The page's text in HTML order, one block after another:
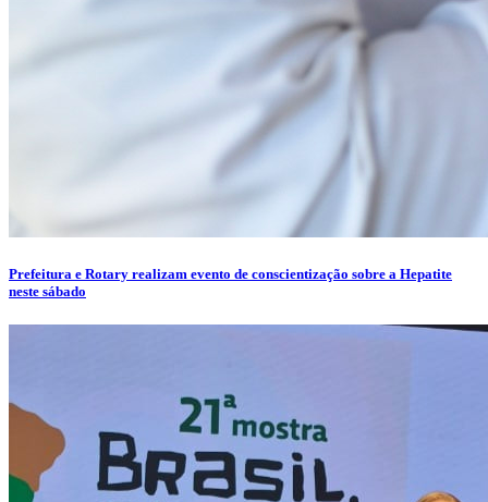
Prefeitura e Rotary realizam evento de conscientização sobre a Hepatite
neste sábado